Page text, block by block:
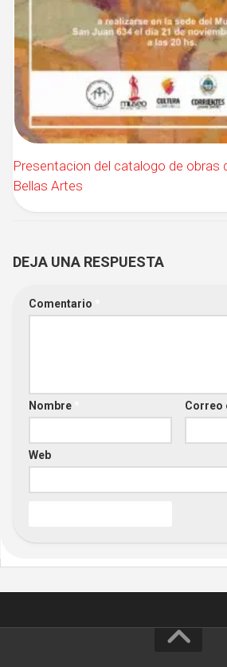
Presentacion del catalogo de obras
Bellas Artes
DEJA UNA RESPUESTA
Comentario
Nombre Correo
Web